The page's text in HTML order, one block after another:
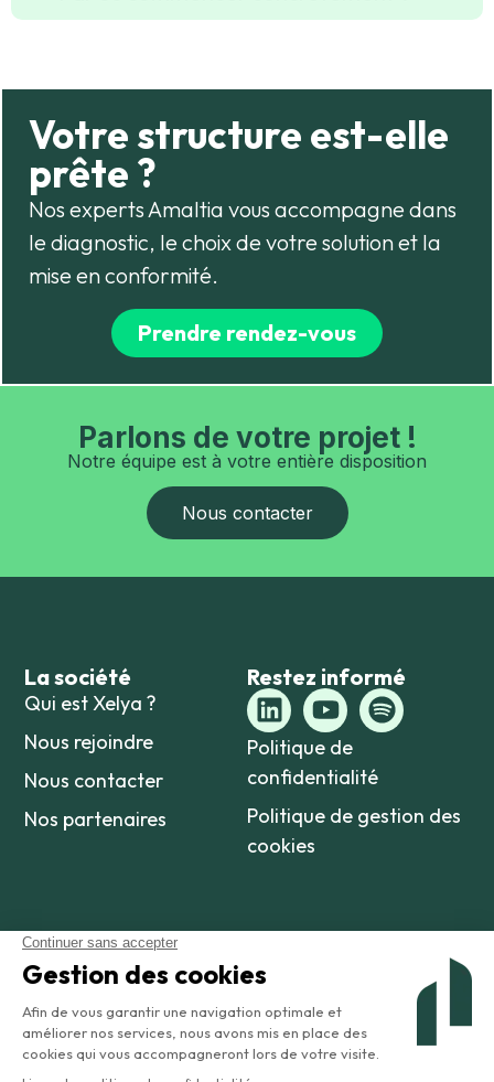
Par où commencer concrètement ?
Votre structure est-elle
prête ?
Nos experts Amaltia vous accompagne dans
le diagnostic, le choix de votre solution et la
mise en conformité.
Prendre rendez-vous
Parlons de votre projet !
Notre équipe est à votre entière disposition
Nous contacter
La société
Qui est Xelya ?
Nous rejoindre
Nous contacter
Restez informé
Politique de
confidentialité
Politique de gestion des